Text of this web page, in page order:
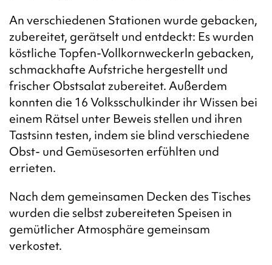
An verschiedenen Stationen wurde gebacken,
zubereitet, gerätselt und entdeckt: Es wurden
köstliche Topfen-Vollkornweckerln gebacken,
schmackhafte Aufstriche hergestellt und
frischer Obstsalat zubereitet. Außerdem
konnten die 16 Volksschulkinder ihr Wissen bei
einem Rätsel unter Beweis stellen und ihren
Tastsinn testen, indem sie blind verschiedene
Obst- und Gemüsesorten erfühlten und
errieten.
Nach dem gemeinsamen Decken des Tisches
wurden die selbst zubereiteten Speisen in
gemütlicher Atmosphäre gemeinsam
verkostet.